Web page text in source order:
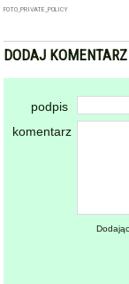
FOTO_PRIVATE_POLICY
DODAJ KOMENTARZ
podpis
komentarz